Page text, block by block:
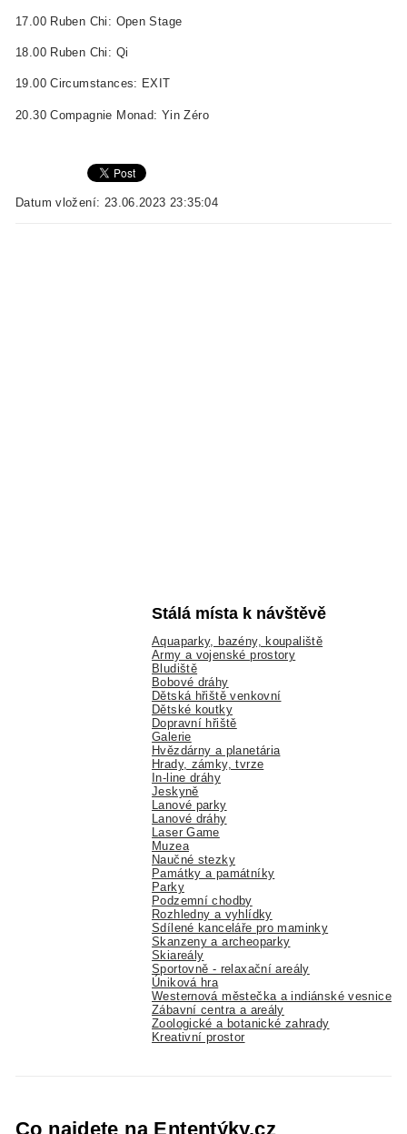
17.00 Ruben Chi: Open Stage
18.00 Ruben Chi: Qi
19.00 Circumstances: EXIT
20.30 Compagnie Monad: Yin Zéro
Datum vložení: 23.06.2023 23:35:04
Stálá místa k návštěvě
Aquaparky, bazény, koupaliště
Army a vojenské prostory
Bludiště
Bobové dráhy
Dětská hřiště venkovní
Dětské koutky
Dopravní hřiště
Galerie
Hvězdárny a planetária
Hrady, zámky, tvrze
In-line dráhy
Jeskyně
Lanové parky
Lanové dráhy
Laser Game
Muzea
Naučné stezky
Památky a památníky
Parky
Podzemní chodby
Rozhledny a vyhlídky
Sdílené kanceláře pro maminky
Skanzeny a archeoparky
Skiareály
Sportovně - relaxační areály
Úniková hra
Westernová městečka a indiánské vesnice
Zábavní centra a areály
Zoologické a botanické zahrady
Kreativní prostor
Co najdete na Ententýky.cz